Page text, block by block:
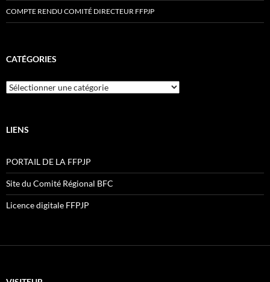
COMPTE RENDU COMITÉ DIRECTEUR FFPJP
CATÉGORIES
Catégories
LIENS
PORTAIL DE LA FFPJP
Site du Comité Régional BFC
Licence digitale FFPJP